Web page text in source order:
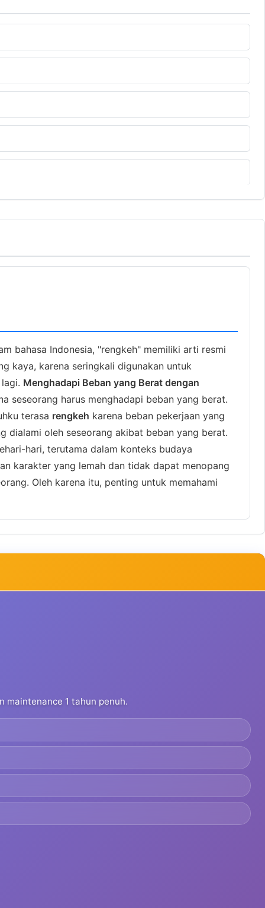
bahasa Indonesia, "rengkeh" memiliki arti resmi
kaya, karena seringkali digunakan untuk
Menghadapi Beban yang Berat dengan
seseorang harus menghadapi beban yang berat.
terasa rengkeh karena beban pekerjaan yang
dialami oleh seseorang akibat beban yang berat.
hari, terutama dalam konteks budaya
karakter yang lemah dan tidak dapat menopang
Oleh karena itu, penting untuk memahami
maintenance 1 tahun penuh.